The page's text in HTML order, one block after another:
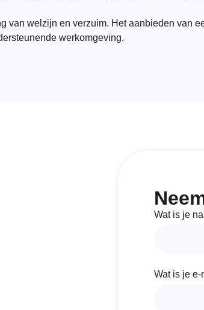
van welzijn en verzuim. Het aanbieden van
werkomgeving.
Wat is je
Wat is je